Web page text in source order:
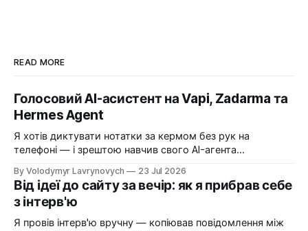
READ MORE
Голосовий AI-асистент на Vapi, Zadarma та
Hermes Agent
Я хотів диктувати нотатки за кермом без рук на
телефоні — і зрештою навчив свого AI-агента
номер Zadarma, дорогі помилки на старті і покроковий
рецепт, як зібрати те саме собі.
By Volodymyr Lavrynovych 23 Jul 2026
Від ідеї до сайту за вечір: як я прибрав себе
з інтерв'ю
Я провів інтерв'ю вручну — копіював повідомлення між